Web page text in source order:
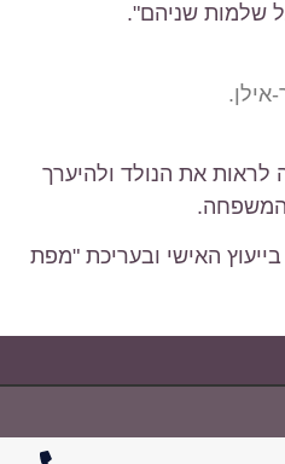
שלמות שניהם".
את הנולד ולהיערך
המשפחה.
האישי ובעריכת "מפת